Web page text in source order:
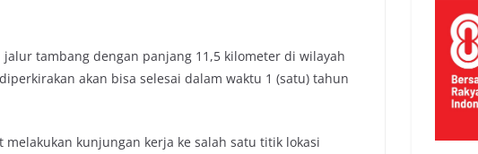
jalur tambang dengan panjang 11,5 kilometer di wilayah
akan bisa selesai dalam waktu 1 (satu) tahun
kunjungan kerja ke salah satu titik lokasi